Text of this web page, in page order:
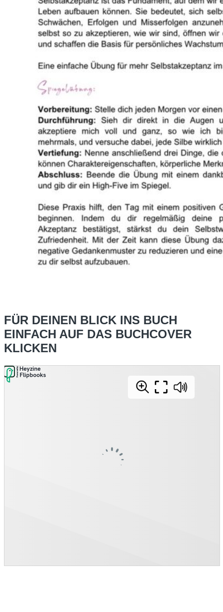
FÜR DEINEN BLICK INS BUCH
EINFACH AUF DAS BUCHCOVER
KLICKEN